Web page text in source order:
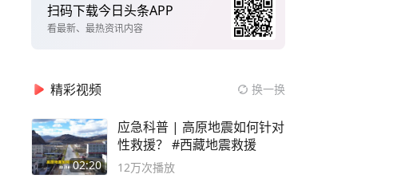
扫码下载今日头条APP
看最新、最热资讯内容
精彩视频 换一换
02:20
应急科普 | 高原地震如何针对
性救援？ #西藏地震救援
12万次播放